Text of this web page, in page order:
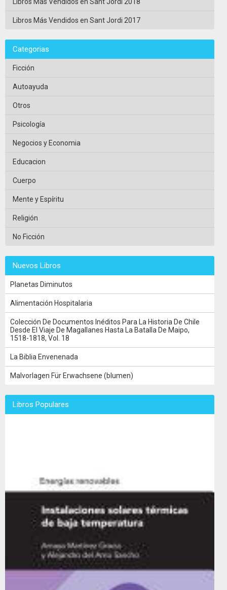
Libros Más Vendidos en Sant Jordi 2017
Categorias
Ficción
Autoayuda
Otros
Psicología
Negocios y Economia
Educacion
Cuerpo
Mente y Espíritu
Religión
No Ficción
Nuevos Libros
Planetas Diminutos
Alimentación Hospitalaria
Colección De Documentos Inéditos Para La Historia De Chile
Desde El Viaje De Magallanes Hasta La Batalla De Maipo,
1518-1818, Vol. 18
La Biblia Envenenada
Malvorlagen Für Erwachsene (blumen)
Libros Populares